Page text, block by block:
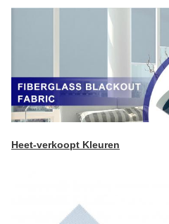
Heet-verkoopt Kleuren